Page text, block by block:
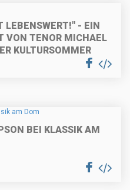
LEBENSWERT!" - EIN
VON TENOR MICHAEL
KULTURSOMMER
BEI KLASSIK AM